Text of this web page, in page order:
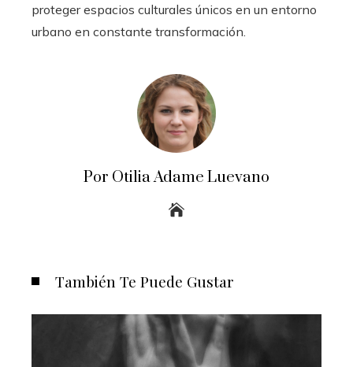
proteger espacios culturales únicos en un entorno
urbano en constante transformación.
Por Otilia Adame Luevano
También Te Puede Gustar